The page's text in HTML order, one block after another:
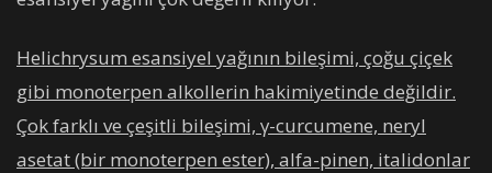
Helichrysum esansiyel yağının bileşimi, çoğu çiçek
gibi monoterpen alkollerin hakimiyetinde değildir.
Çok farklı ve çeşitli bileşimi, γ-curcumene, neryl
asetat (bir monoterpen ester), alfa-pinen, italidonlar